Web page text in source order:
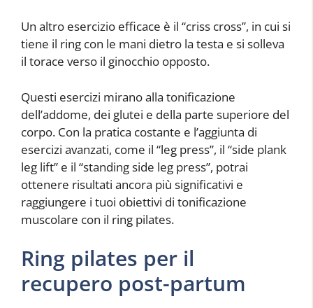
Un altro esercizio efficace è il “criss cross”, in cui si
tiene il ring con le mani dietro la testa e si solleva
il torace verso il ginocchio opposto.
Questi esercizi mirano alla tonificazione
dell’addome, dei glutei e della parte superiore del
corpo. Con la pratica costante e l’aggiunta di
esercizi avanzati, come il “leg press”, il “side plank
leg lift” e il “standing side leg press”, potrai
ottenere risultati ancora più significativi e
raggiungere i tuoi obiettivi di tonificazione
muscolare con il ring pilates.
Ring pilates per il
recupero post-partum